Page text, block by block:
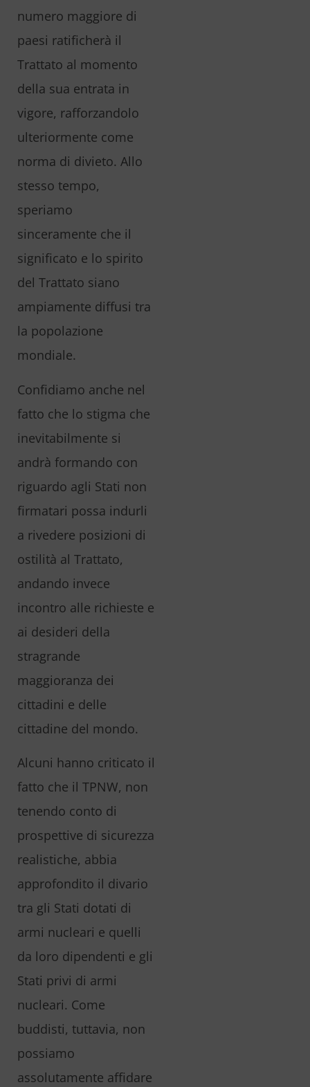
numero maggiore di
paesi ratificherà il
Trattato al momento
della sua entrata in
vigore, rafforzandolo
ulteriormente come
norma di divieto. Allo
stesso tempo,
speriamo
sinceramente che il
significato e lo spirito
del Trattato siano
ampiamente diffusi tra
la popolazione
mondiale.
Confidiamo anche nel
fatto che lo stigma che
inevitabilmente si
andrà formando con
riguardo agli Stati non
firmatari possa indurli
a rivedere posizioni di
ostilità al Trattato,
andando invece
incontro alle richieste e
ai desideri della
stragrande
maggioranza dei
cittadini e delle
cittadine del mondo.
Alcuni hanno criticato il
fatto che il TPNW, non
tenendo conto di
prospettive di sicurezza
realistiche, abbia
approfondito il divario
tra gli Stati dotati di
armi nucleari e quelli
da loro dipendenti e gli
Stati privi di armi
nucleari. Come
buddisti, tuttavia, non
possiamo
assolutamente affidare